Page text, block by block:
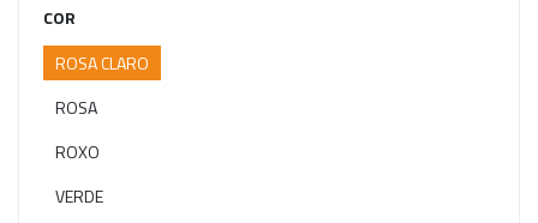
COR
ROSA CLARO
ROSA
ROXO
VERDE